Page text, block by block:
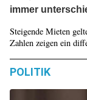
immer
Steigende Mieten
Zahlen zeigen ein
POLITIK